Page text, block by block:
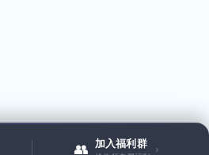
👥 加入福利群 ›